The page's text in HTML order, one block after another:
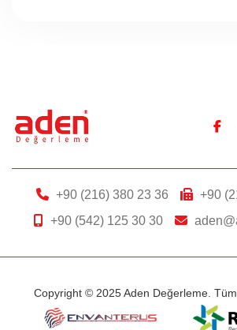
+90 (216) 380 23 36
+90
+90 (542) 125 30 30
Copyright © 2025 Aden Değerleme. Tüm